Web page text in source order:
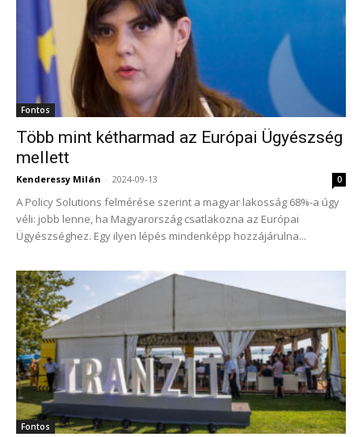
Fontos
Több mint kétharmad az Európai Ügyészség
mellett
Kenderessy Milán - 2024-09-13 0
A Policy Solutions felmérése szerint a magyar lakosság 68%-a úgy
véli: jobb lenne, ha Magyarország csatlakozna az Európai
Ügyészséghez. Egy ilyen lépés mindenképp hozzájárulna...
Fontos